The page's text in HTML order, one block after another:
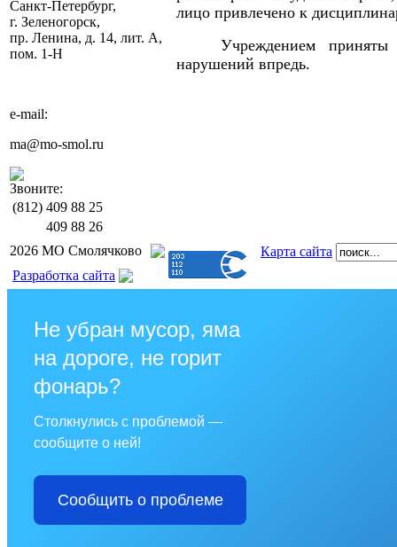
Санкт-Петербург,
г. Зеленогорск,
пр. Ленина, д. 14, лит. А,
пом. 1-Н
e-mail:
ma@mo-smol.ru
Звоните:
(812) 409 88 25
409 88 26
лицо привлечено к
Учреждением
нарушений впредь.
2026 МО Смолячково
Карта сайта
Разработка сайта
Не убран мусор, яма
на дороге, не горит
фонарь?
Столкнулись с проблемой —
сообщите о ней!
Сообщить о проблеме